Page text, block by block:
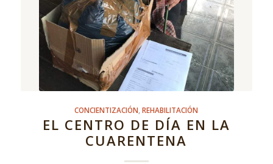
CONCIENTIZACIÓN ,REHABILITACIÓN
EL CENTRO DE DÍA EN LA
CUARENTENA